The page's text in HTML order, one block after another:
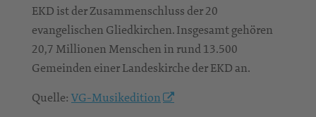
EKD ist der Zusammenschluss der 20
evangelischen Gliedkirchen. Insgesamt gehören
20,7 Millionen Menschen in rund 13.500
Gemeinden einer Landeskirche der EKD an.
Quelle: VG-Musikedition